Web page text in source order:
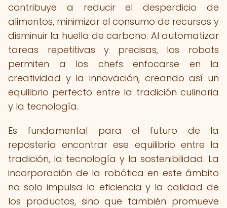
contribuye a reducir el desperdicio de
alimentos, minimizar el consumo de recursos y
disminuir la huella de carbono. Al automatizar
tareas repetitivas y precisas, los robots
permiten a los chefs enfocarse en la
creatividad y la innovación, creando así un
equilibrio perfecto entre la tradición culinaria
y la tecnología.
Es fundamental para el futuro de la
repostería encontrar ese equilibrio entre la
tradición, la tecnología y la sostenibilidad. La
incorporación de la robótica en este ámbito
no solo impulsa la eficiencia y la calidad de
los productos, sino que también promueve